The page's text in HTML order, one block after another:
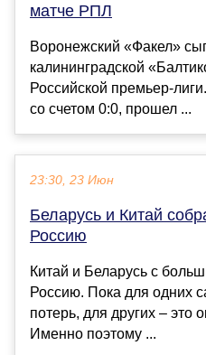
матче РПЛ
Воронежский «Факел»
калининградской
Российской премьер-
со счетом 0:0, прошел ...
23:30, 23 Июн
Беларусь и Китай
Россию
Китай и Беларусь с
Россию. Пока для одних
потерь, для других – это
Именно поэтому ...